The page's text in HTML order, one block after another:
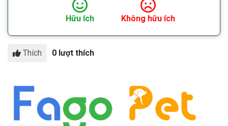
Hữu ích Không hữu ích
Thích 0 lượt thích